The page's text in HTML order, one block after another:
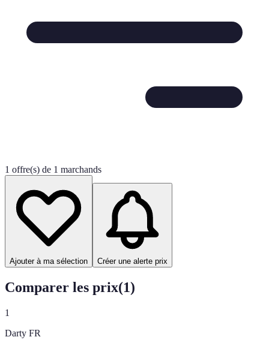
1 offre(s) de 1 marchands
Ajouter à ma sélection Créer une alerte prix
Comparer les prix(1)
1
Darty FR